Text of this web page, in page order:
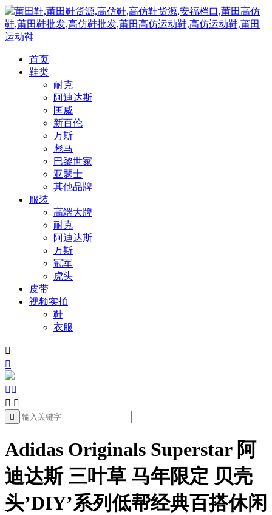
莆田鞋,莆田鞋货源,高仿鞋,高仿鞋货源,安福档口,莆田高仿
鞋,莆田鞋批发,高仿鞋批发,莆田高仿运动鞋,高仿运动鞋,莆田
运动鞋
首页
鞋类
耐克
阿迪达斯
匡威
新百伦
万斯
彪马
巴黎世家
亚瑟士
其他品牌
服装
高端大牌
耐克
阿迪达斯
万斯
冠军
虎头
皮带
视频实拍
鞋
衣服


 
 

Adidas Originals Superstar 阿
迪达斯 三叶草 马年限定 贝壳
头’DIY’系列低帮经典百搭休闲